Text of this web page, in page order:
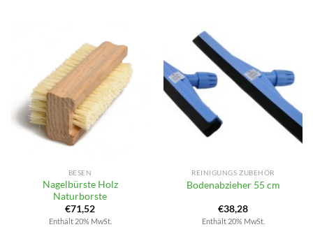
BESEN
Nagelbürste Holz
Naturborste
€71,52
Enthält 20% MwSt.
REINIGUNGS ZUBEHÖR
Bodenabzieher 55 cm
€38,28
Enthält 20% MwSt.